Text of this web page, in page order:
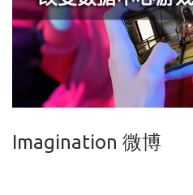
Imagination 微博